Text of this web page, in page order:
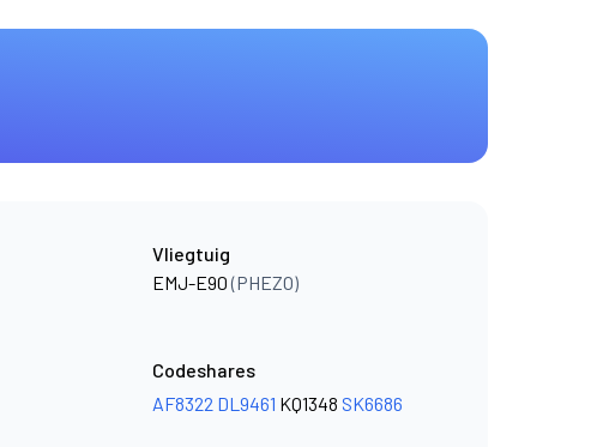
Vliegtuig
EMJ-E90(PHEZO)
Codeshares
AF8322 DL9461 KQ1348 SK6686